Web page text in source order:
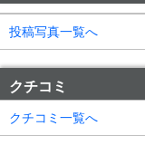
投稿写真一覧へ
クチコミ
クチコミ一覧へ